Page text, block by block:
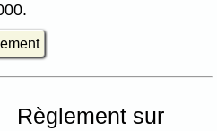
Règlement sur